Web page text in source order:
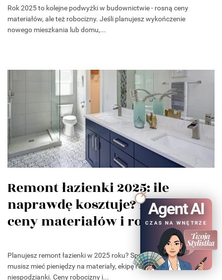
Rok 2025 to kolejne podwyżki w budownictwie - rosną ceny
materiałów, ale też robocizny. Jeśli planujesz wykończenie
nowego mieszkania lub domu,...
Remont łazienki 2025: ile
naprawdę kosztuje? Aktualne
ceny materiałów i robocizny
Planujesz remont łazienki w 2025 roku? Sprawdź, ile
musisz mieć pieniędzy na materiały, ekipę i dodatkowe
niespodzianki. Ceny robocizny i...
Agent AI
CZAS NA WNĘTRZE